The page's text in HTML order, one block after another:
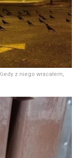
z niego wracałem,